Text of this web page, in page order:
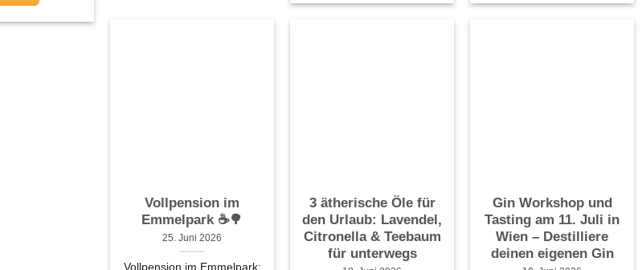
Vollpension im
Emmelpark ☕🌳
25. Juni 2026
Vollpension im Emmelpark:
3 ätherische Öle für
den Urlaub: Lavendel,
Citronella & Teebaum
für unterwegs
Gin Workshop und
Tasting am 11. Juli in
Wien – Destilliere
deinen eigenen Gin